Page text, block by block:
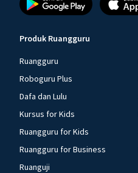
Produk Ruangguru
Ruangguru
Roboguru Plus
Dafa dan Lulu
Kursus for Kids
Ruangguru for Kids
Ruangguru for Business
Ruanguji